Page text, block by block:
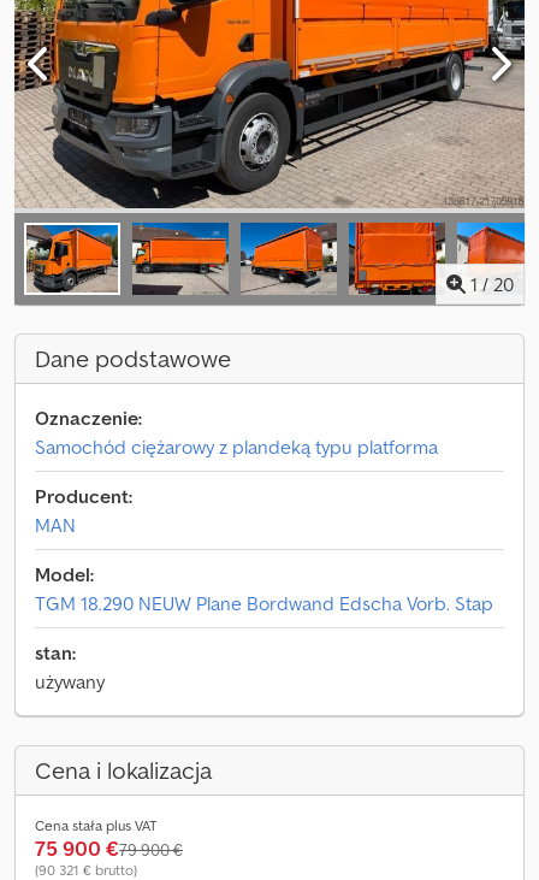
1 / 20
Dane podstawowe
Oznaczenie:
Samochód ciężarowy z plandeką typu platforma
Producent:
MAN
Model:
TGM 18.290 NEUW Plane Bordwand Edscha Vorb. Stap
stan:
używany
Cena i lokalizacja
Cena stała plus VAT
75 900 €79 900 €
(90 321 € brutto)